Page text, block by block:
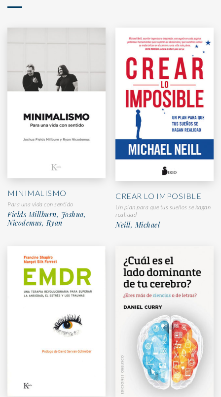
MINIMALISMO
Para una vida con sentido
Fields Millburn, Joshua,
Nicodemus, Ryan
CREAR LO IMPOSIBLE
Un plan para que tus sueños se hagan
realidad
Neill, Michael